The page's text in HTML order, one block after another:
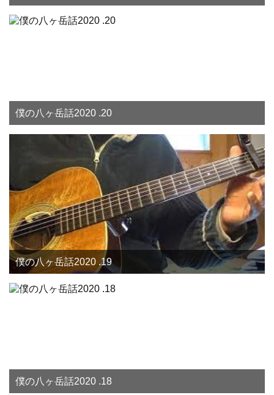
僕の八ヶ岳話2020 .20
僕の八ヶ岳話2020 .19
僕の八ヶ岳話2020 .18